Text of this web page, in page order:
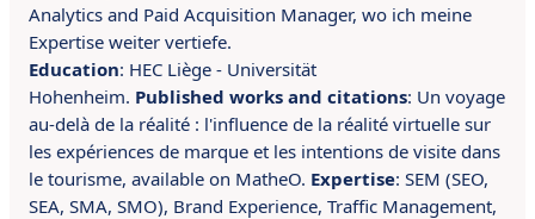
Analytics and Paid Acquisition Manager, wo ich meine
Expertise weiter vertiefe.
Education: HEC Liège - Universität
Hohenheim. Published works and citations: Un voyage
au-delà de la réalité : l'influence de la réalité virtuelle sur
les expériences de marque et les intentions de visite dans
le tourisme, available on MatheO. Expertise: SEM (SEO,
SEA, SMA, SMO), Brand Experience, Traffic Management,